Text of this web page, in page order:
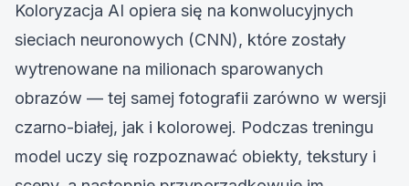
Koloryzacja AI opiera się na konwolucyjnych
sieciach neuronowych (CNN), które zostały
wytrenowane na milionach sparowanych
obrazów — tej samej fotografii zarówno w wersji
czarno-białej, jak i kolorowej. Podczas treningu
model uczy się rozpoznawać obiekty, tekstury i